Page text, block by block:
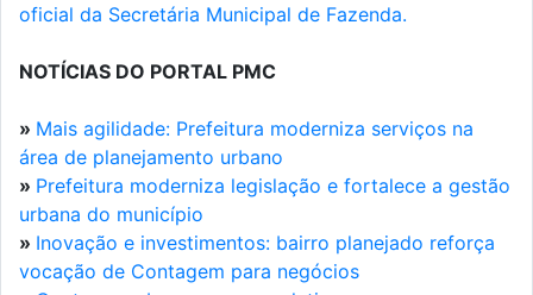
oficial da Secretária Municipal de Fazenda.
NOTÍCIAS DO PORTAL PMC
» Mais agilidade: Prefeitura moderniza serviços na
área de planejamento urbano
» Prefeitura moderniza legislação e fortalece a gestão
urbana do município
» Inovação e investimentos: bairro planejado reforça
vocação de Contagem para negócios